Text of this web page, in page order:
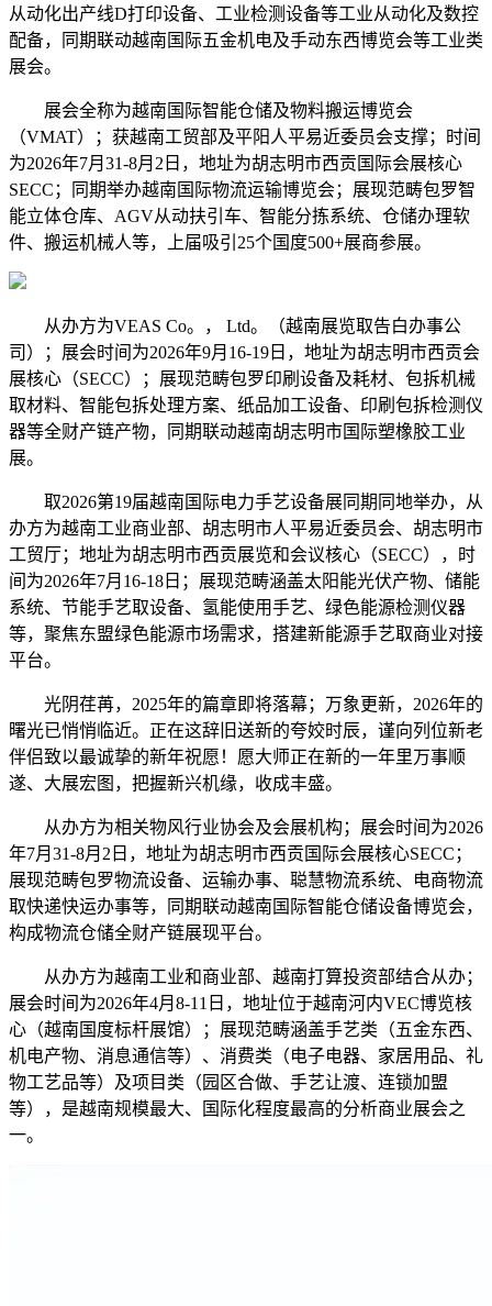
从动化出产线D打印设备、工业检测设备等工业从动化及数控
配备，同期联动越南国际五金机电及手动东西博览会等工业类
展会。
展会全称为越南国际智能仓储及物料搬运博览会
（VMAT）；获越南工贸部及平阳人平易近委员会支撑；时间
为2026年7月31-8月2日，地址为胡志明市西贡国际会展核心
SECC；同期举办越南国际物流运输博览会；展现范畴包罗智
能立体仓库、AGV从动扶引车、智能分拣系统、仓储办理软
件、搬运机械人等，上届吸引25个国度500+展商参展。
从办方为VEAS Co。， Ltd。（越南展览取告白办事公
司）；展会时间为2026年9月16-19日，地址为胡志明市西贡会
展核心（SECC）；展现范畴包罗印刷设备及耗材、包拆机械
取材料、智能包拆处理方案、纸品加工设备、印刷包拆检测仪
器等全财产链产物，同期联动越南胡志明市国际塑橡胶工业
展。
取2026第19届越南国际电力手艺设备展同期同地举办，从
办方为越南工业商业部、胡志明市人平易近委员会、胡志明市
工贸厅；地址为胡志明市西贡展览和会议核心（SECC），时
间为2026年7月16-18日；展现范畴涵盖太阳能光伏产物、储能
系统、节能手艺取设备、氢能使用手艺、绿色能源检测仪器
等，聚焦东盟绿色能源市场需求，搭建新能源手艺取商业对接
平台。
光阴荏苒，2025年的篇章即将落幕；万象更新，2026年的
曙光已悄悄临近。正在这辞旧送新的夸姣时辰，谨向列位新老
伴侣致以最诚挚的新年祝愿！愿大师正在新的一年里万事顺
遂、大展宏图，把握新兴机缘，收成丰盛。
从办方为相关物风行业协会及会展机构；展会时间为2026
年7月31-8月2日，地址为胡志明市西贡国际会展核心SECC；
展现范畴包罗物流设备、运输办事、聪慧物流系统、电商物流
取快递快运办事等，同期联动越南国际智能仓储设备博览会，
构成物流仓储全财产链展现平台。
从办方为越南工业和商业部、越南打算投资部结合从办；
展会时间为2026年4月8-11日，地址位于越南河内VEC博览核
心（越南国度标杆展馆）；展现范畴涵盖手艺类（五金东西、
机电产物、消息通信等）、消费类（电子电器、家居用品、礼
物工艺品等）及项目类（园区合做、手艺让渡、连锁加盟
等），是越南规模最大、国际化程度最高的分析商业展会之
一。